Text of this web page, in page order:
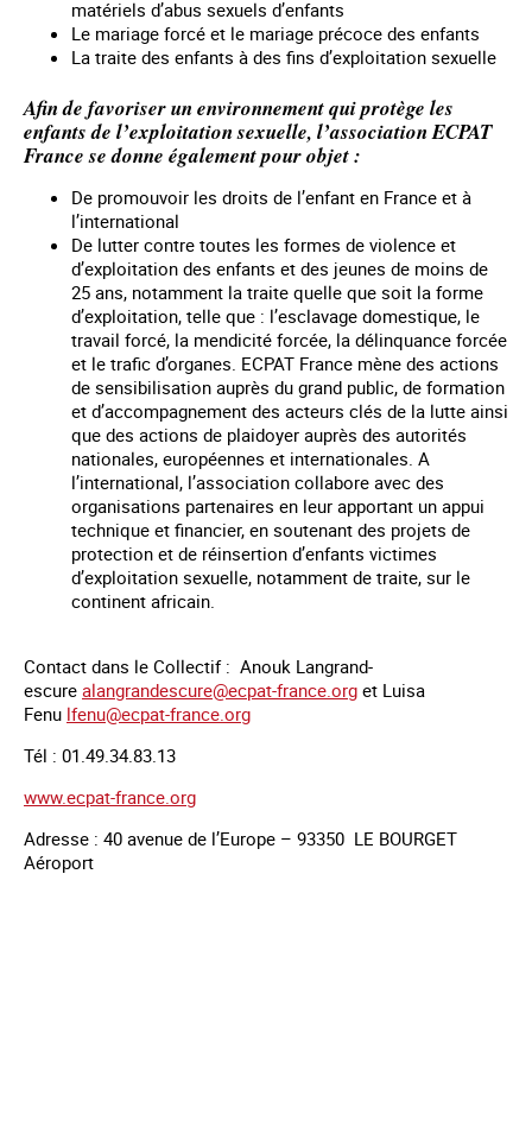
matériels d’abus sexuels d’enfants
Le mariage forcé et le mariage précoce des enfants
La traite des enfants à des fins d’exploitation sexuelle
Afin de favoriser un environnement qui protège les
enfants de l’exploitation sexuelle, l’association ECPAT
France se donne également pour objet :
De promouvoir les droits de l’enfant en France et à
l’international
De lutter contre toutes les formes de violence et
d’exploitation des enfants et des jeunes de moins de
25 ans, notamment la traite quelle que soit la forme
d’exploitation, telle que : l’esclavage domestique, le
travail forcé, la mendicité forcée, la délinquance forcée
et le trafic d’organes. ECPAT France mène des actions
de sensibilisation auprès du grand public, de formation
et d’accompagnement des acteurs clés de la lutte ainsi
que des actions de plaidoyer auprès des autorités
nationales, européennes et internationales. A
l’international, l’association collabore avec des
organisations partenaires en leur apportant un appui
technique et financier, en soutenant des projets de
protection et de réinsertion d’enfants victimes
d’exploitation sexuelle, notamment de traite, sur le
continent africain.
Contact dans le Collectif : Anouk Langrand-
escure alangrandescure@ecpat-france. org et Luisa
Fenu lfenu@ecpat-france.org
Tél : 01.49.34.83.13
www.ecpat-france.org
Adresse : 40 avenue de l’Europe – 93350 LE BOURGET
Aéroport